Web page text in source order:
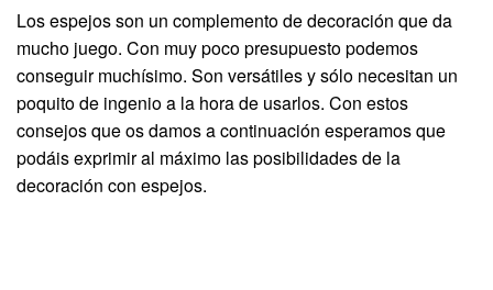
Los espejos son un complemento de decoración que da
mucho juego. Con muy poco presupuesto podemos
conseguir muchísimo. Son versátiles y sólo necesitan un
poquito de ingenio a la hora de usarlos. Con estos
consejos que os damos a continuación esperamos que
podáis exprimir al máximo las posibilidades de la
decoración con espejos.